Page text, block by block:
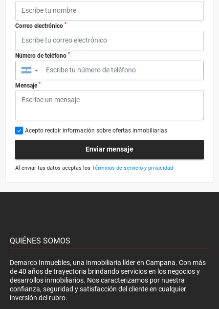
Correo electrónico *
Número de teléfono *
▼
Mensaje *
Acepto recibir información sobre ofertas inmobiliarias
Enviar mensaje
Al enviar tus datos aceptas los Términos de servicio y privacidad
QUIÉNES SOMOS
Demarco Inmuebles, una inmobiliaria líder en Campana. Con más
de 40 años de trayectoria brindando servicios en los negocios y
desarrollos inmobiliarios. Nos caracterizamos por nuestra
confianza, seguridad y satisfacción del cliente en cualquier
inversión del rubro.